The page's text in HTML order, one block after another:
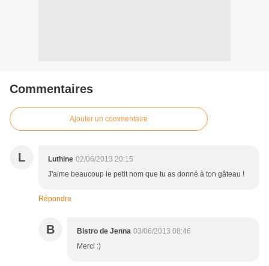
Commentaires
Ajouter un commentaire
L Luthine 02/06/2013 20:15
J'aime beaucoup le petit nom que tu as donné à ton gâteau !
Répondre
B Bistro de Jenna 03/06/2013 08:46
Merci :)